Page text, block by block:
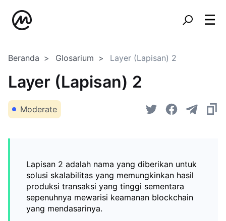
Beranda Glosarium Layer (Lapisan) 2
Layer (Lapisan) 2
Moderate
Lapisan 2 adalah nama yang diberikan untuk
solusi skalabilitas yang memungkinkan hasil
produksi transaksi yang tinggi sementara
sepenuhnya mewarisi keamanan blockchain
yang mendasarinya.